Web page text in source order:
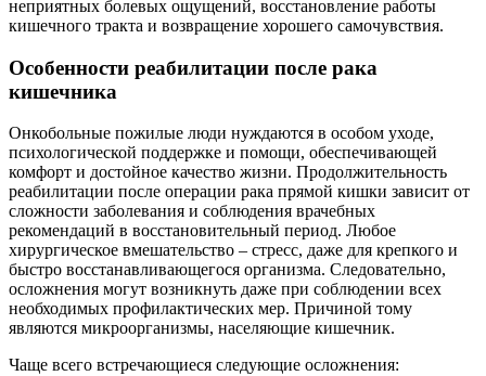
неприятных болевых ощущений, восстановление работы
кишечного тракта и возвращение хорошего самочувствия.
Особенности реабилитации после рака
кишечника
Онкобольные пожилые люди нуждаются в особом уходе,
психологической поддержке и помощи, обеспечивающей
комфорт и достойное качество жизни. Продолжительность
реабилитации после операции рака прямой кишки зависит от
сложности заболевания и соблюдения врачебных
рекомендаций в восстановительный период. Любое
хирургическое вмешательство – стресс, даже для крепкого и
быстро восстанавливающегося организма. Следовательно,
осложнения могут возникнуть даже при соблюдении всех
необходимых профилактических мер. Причиной тому
являются микроорганизмы, населяющие кишечник.
Чаще всего встречающиеся следующие осложнения: